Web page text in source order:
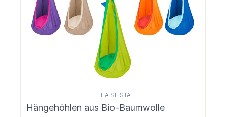
LA SIESTA
Hängehöhlen aus Bio-Baumwolle